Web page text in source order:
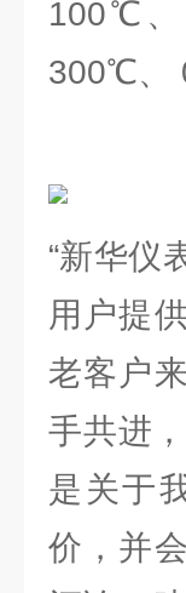
100℃
300℃、
“新华仪
用户提
老客户
手共进
是关于
价，并